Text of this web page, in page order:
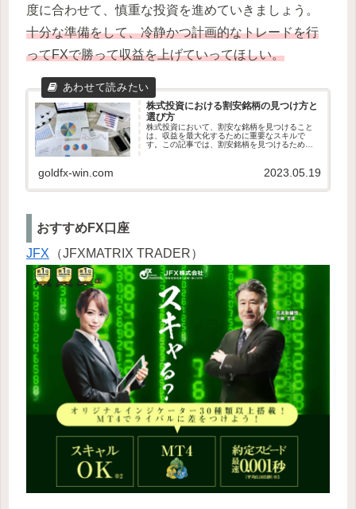
度に合わせて、慎重な投資を進めていきましょう。
十分な準備をして、冷静かつ計画的なトレードを行
ってFXで勝って収益を上げていってほしい。
株式投資における割安銘柄の見つけ方と
選び方
株式投資において、割安な銘柄を見つけること
は、収益を最大化するために重要なスキルで
す。この記事では、割安銘柄を見つけるための
タルゲインを実現する可能性が高ま...
goldfx-win.com 2023.05.19
おすすめFX口座
JFX
（JFXMATRIX TRADER）